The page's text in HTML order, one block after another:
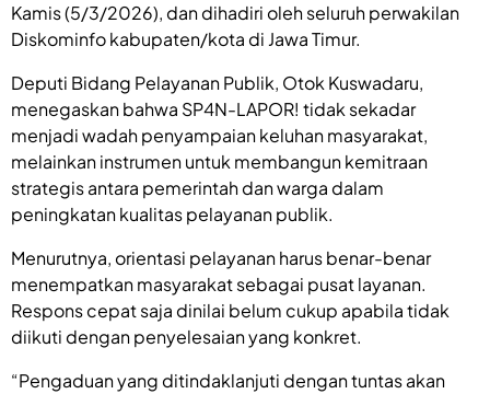
Kamis (5/3/2026), dan dihadiri oleh seluruh perwakilan
Diskominfo kabupaten/kota di Jawa Timur.
Deputi Bidang Pelayanan Publik, Otok Kuswadaru,
menegaskan bahwa SP4N-LAPOR! tidak sekadar
menjadi wadah penyampaian keluhan masyarakat,
melainkan instrumen untuk membangun kemitraan
strategis antara pemerintah dan warga dalam
peningkatan kualitas pelayanan publik.
Menurutnya, orientasi pelayanan harus benar-benar
menempatkan masyarakat sebagai pusat layanan.
Respons cepat saja dinilai belum cukup apabila tidak
diikuti dengan penyelesaian yang konkret.
“Pengaduan yang ditindaklanjuti dengan tuntas akan